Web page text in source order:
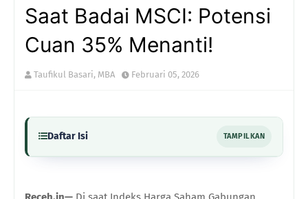
Saat Badai MSCI: Potensi
Cuan 35% Menanti!
Taufikul Basari, MBA Februari 05, 2026
Daftar Isi TAMPILKAN